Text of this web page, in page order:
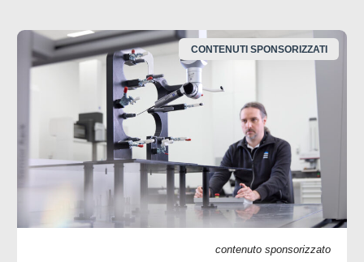
CONTENUTI SPONSORIZZATI
contenuto sponsorizzato